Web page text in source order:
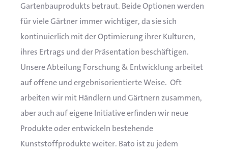
Gartenbauprodukts betraut. Beide Optionen werden
für viele Gärtner immer wichtiger, da sie sich
kontinuierlich mit der Optimierung ihrer Kulturen,
ihres Ertrags und der Präsentation beschäftigen.
Unsere Abteilung Forschung & Entwicklung arbeitet
auf offene und ergebnisorientierte Weise. Oft
arbeiten wir mit Händlern und Gärtnern zusammen,
aber auch auf eigene Initiative erfinden wir neue
Produkte oder entwickeln bestehende
Kunststoffprodukte weiter. Bato ist zu jedem